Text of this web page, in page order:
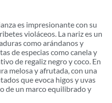
es impresionante con su
violáceos. La nariz es un
como arándanos y
de especias como canela y
de regaliz negro y coco. En
melosa y afrutada, con una
que evoca higos y uvas
de un marco equilibrado y